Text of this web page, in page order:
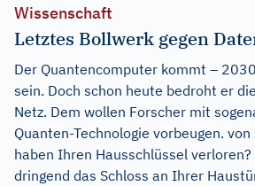
Wissenschaft
Letztes Bollwerk gegen
Der Quantencomputer kommt –
sein. Doch schon heute bedroht er
Netz. Dem wollen Forscher mit
Quanten-Technologie vorbeugen. von
haben Ihren Hausschlüssel
dringend das Schloss an Ihrer